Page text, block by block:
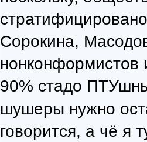
Сорокина,
90% стадо
шушеры нужно
говорится, а чё я